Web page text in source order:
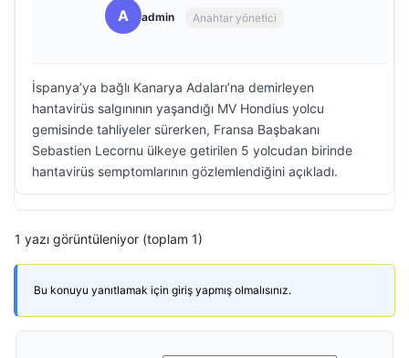
A admin Anahtar yönetici
İspanya’ya bağlı Kanarya Adaları’na demirleyen
hantavirüs salgınının yaşandığı MV Hondius yolcu
gemisinde tahliyeler sürerken, Fransa Başbakanı
Sebastien Lecornu ülkeye getirilen 5 yolcudan birinde
hantavirüs semptomlarının gözlemlendiğini açıkladı.
1 yazı görüntüleniyor (toplam 1)
Bu konuyu yanıtlamak için giriş yapmış olmalısınız.